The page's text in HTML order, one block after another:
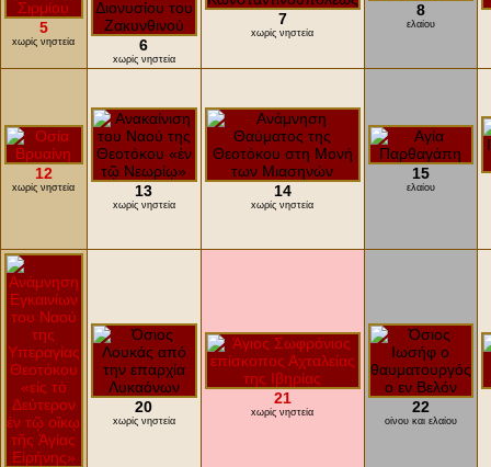
5
xωρίς νηστεία 6
xωρίς νηστεία
7
xωρίς νηστεία
8
ελαίου
12
xωρίς νηστεία 13
xωρίς νηστεία
14
xωρίς νηστεία
15
ελαίου
20
xωρίς νηστεία
21
xωρίς νηστεία 22
οίνου και ελαίου